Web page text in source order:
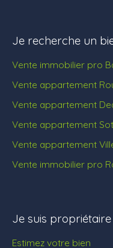
Je recherche un
Vente immobilier pro
Vente appartement
Vente appartement
Vente appartement
Vente appartement
Vente immobilier pro
Je suis propriétaire
Estimez votre bien